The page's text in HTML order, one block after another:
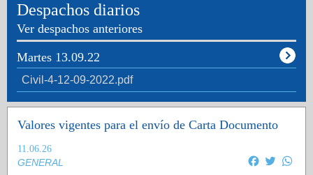
Despachos diarios
Ver despachos anteriores
Martes 13.09.22
Civil-4-12-09-2022.pdf
Valores vigentes para el envío de Carta Documento
11.06.26
GENERAL Facebook
Twitter